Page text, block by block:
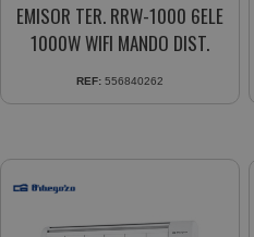
EMISOR TER. RRW-1000 6ELE
1000W WIFI MANDO DIST.
REF: 556840262